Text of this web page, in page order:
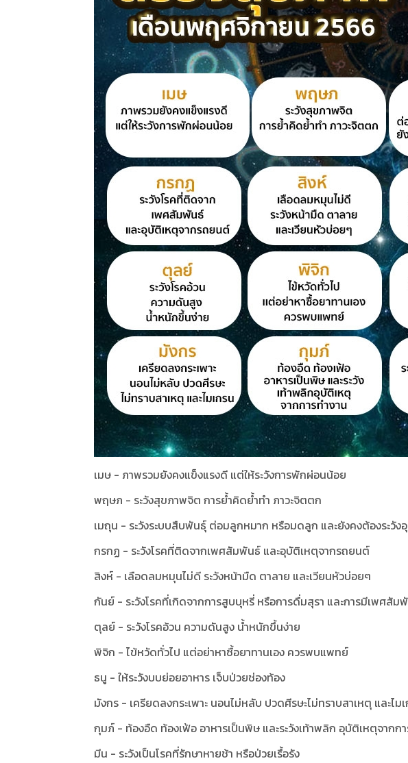
เมษ - ภาพรวมยังคงแข็งแรงดี แต่ให้ระวังการพักผ่อนน้อย
พฤษภ - ระวังสุขภาพจิต การย้ำคิดย้ำทำ ภาวะจิตตก
เมถุน - ระวังระบบสืบพันธุ์ ต่อมลูกหมาก หรือมดลูก และยังคงต้องระวั
กรกฏ - ระวังโรคที่ติดจากเพศสัมพันธ์ และอุบัติเหตุจากรถยนต์
สิงห์ - เลือดลมหมุนไม่ดี ระวังหน้ามืด ตาลาย และเวียนหัวบ่อยๆ
กันย์ - ระวังโรคที่เกิดจากการสูบบุหรี่ หรือการดื่มสุรา และการมีเพศสัม
ตุลย์ - ระวังโรคอ้วน ความดันสูง น้ำหนักขึ้นง่าย
พิจิก - ไข้หวัดทั่วไป แต่อย่าหาซื้อยาทานเอง ควรพบแพทย์
ธนู - ให้ระวังบบย่อยอาหาร เจ็บป่วยช่องท้อง
มังกร - เครียดลงกระเพาะ นอนไม่หลับ ปวดศีรษะไม่ทราบสาเหตุ และไม
กุมภ์ - ท้องอืด ท้องเฟ้อ อาหารเป็นพิษ และระวังเท้าพลิก อุบัติเหตุจากกา
มีน - ระวังเป็นโรคที่รักษาหายช้า หรือป่วยเรื้อรัง